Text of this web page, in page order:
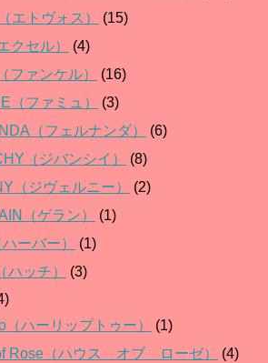
エトヴォス）
(15)
クセル）
(4)
ファンケル）
(16)
（ファミュ）
(3)
（フェルナンダ）
(6)
（ジバンシイ）
(8)
（ジヴェルニー）
(2)
（ゲラン）
(1)
ーバー）
(1)
ハッチ）
(3)
（ハーリップトゥー）
(1)
Rose（ハウス オブ ローゼ）
(4)